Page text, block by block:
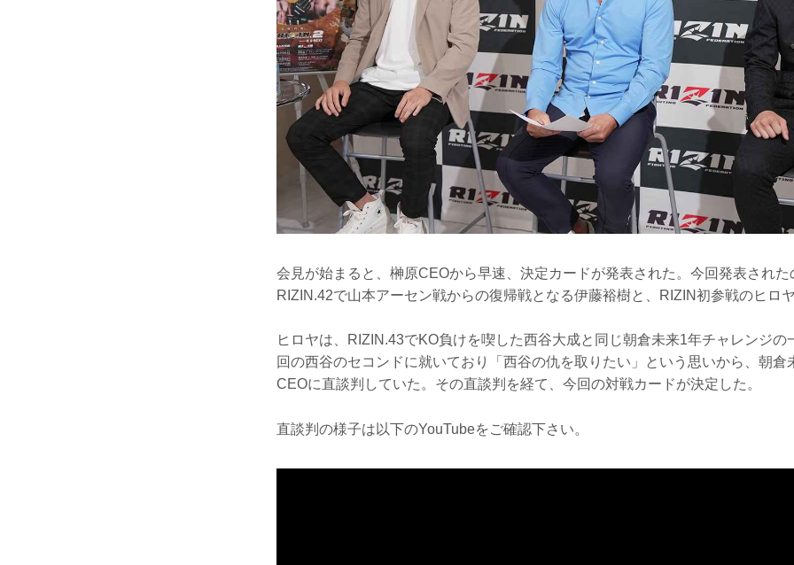
会見が始まると、榊原CEOから早速、決定カードが発表された。今回発表された
RIZIN.42で山本アーセン戦からの復帰戦となる伊藤裕樹と、RIZIN初参戦のヒロ
ヒロヤは、RIZIN.43でKO負けを喫した西谷大成と同じ朝倉未来1年チャレンジの
回の西谷のセコンドに就いており「西谷の仇を取りたい」という思いから、朝倉
CEOに直談判していた。その直談判を経て、今回の対戦カードが決定した。
直談判の様子は以下のYouTubeをご確認下さい。